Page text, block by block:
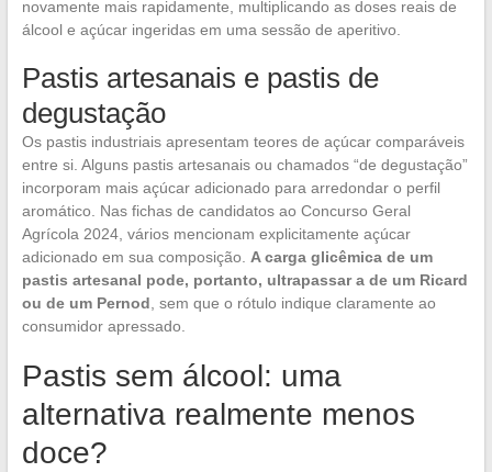
novamente mais rapidamente, multiplicando as doses reais de
álcool e açúcar ingeridas em uma sessão de aperitivo.
Pastis artesanais e pastis de
degustação
Os pastis industriais apresentam teores de açúcar comparáveis
entre si. Alguns pastis artesanais ou chamados “de degustação”
incorporam mais açúcar adicionado para arredondar o perfil
aromático. Nas fichas de candidatos ao Concurso Geral
Agrícola 2024, vários mencionam explicitamente açúcar
adicionado em sua composição. A carga glicêmica de um
pastis artesanal pode, portanto, ultrapassar a de um Ricard
ou de um Pernod, sem que o rótulo indique claramente ao
consumidor apressado.
Pastis sem álcool: uma
alternativa realmente menos
doce?